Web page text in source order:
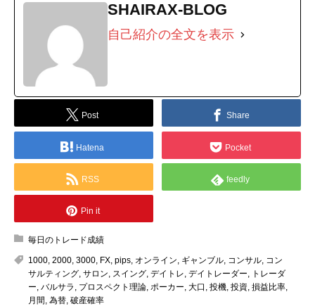
SHAIRAX-BLOG
自己紹介の全文を表示
Post Share
Hatena Pocket
RSS feedly
Pin it
毎日のトレード成績
1000 2000 3000 FX pips オンライン ギャンブル コンサル コン
サルティング サロン スイング デイトレ デイトレーダー
トレーダ
ー バルサラ プロスペクト理論 ポーカー 大口 投機 投資 損益比率
月間 為替 破産確率